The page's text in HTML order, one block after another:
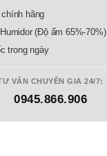
hãng
(Độ ẩm 65%-70%)
trong ngày
VẤN CHUYÊN GIA 24/7:
0945.866.906